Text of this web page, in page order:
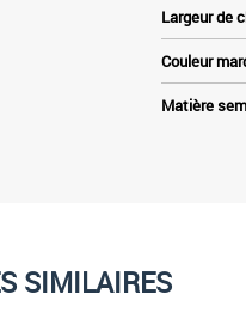
Largeur de
Couleur
Matière
SIMILAIRES